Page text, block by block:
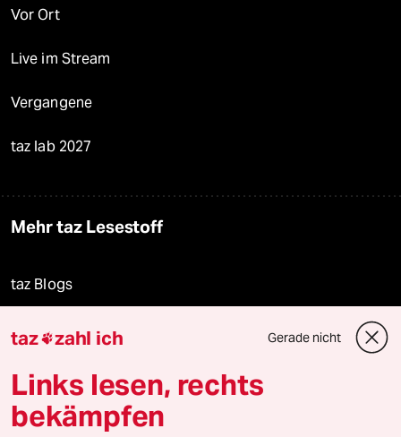
Vor Ort
Live im Stream
Vergangene
taz lab 2027
Mehr taz Lesestoff
taz Blogs
taz FUTURZWEI
Le Monde diplomatique
taz Archiv
taz zahl ich Gerade nicht
Links lesen, rechts
bekämpfen